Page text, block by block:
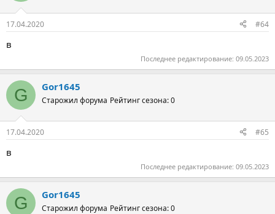
17.04.2020 #64
в
Последнее редактирование: 09.05.2023
G Gor1645
Старожил форума Рейтинг сезона: 0
17.04.2020 #65
в
Последнее редактирование: 09.05.2023
G Gor1645
Старожил форума Рейтинг сезона: 0